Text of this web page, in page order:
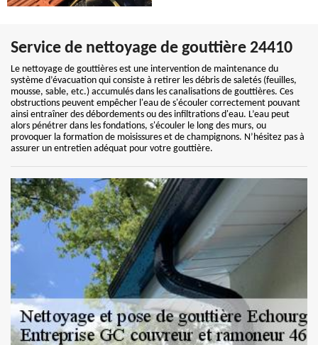
Service de nettoyage de gouttière 24410
Le nettoyage de gouttières est une intervention de maintenance du
système d’évacuation qui consiste à retirer les débris de saletés (feuilles,
mousse, sable, etc.) accumulés dans les canalisations de gouttières. Ces
obstructions peuvent empêcher l'eau de s'écouler correctement pouvant
ainsi entraîner des débordements ou des infiltrations d'eau. L’eau peut
alors pénétrer dans les fondations, s'écouler le long des murs, ou
provoquer la formation de moisissures et de champignons. N’hésitez pas à
assurer un entretien adéquat pour votre gouttière.